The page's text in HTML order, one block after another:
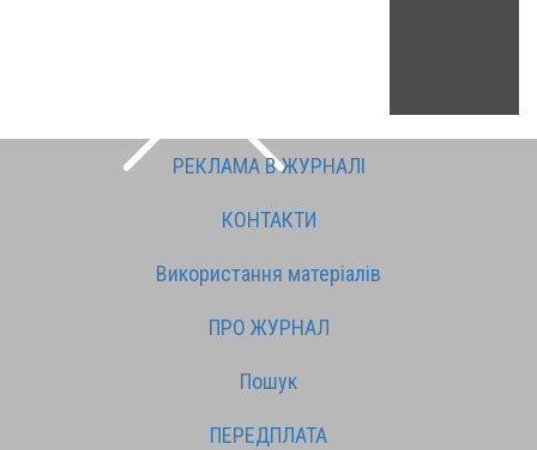
РЕКЛАМА В ЖУРНАЛІ
КОНТАКТИ
Використання матеріалів
ПРО ЖУРНАЛ
Пошук
ПЕРЕДПЛАТА